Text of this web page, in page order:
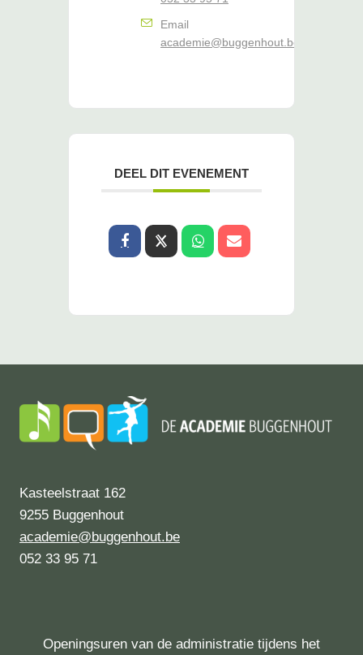
Email
academie@buggenhout.be
DEEL DIT EVENEMENT
Kasteelstraat 162
9255 Buggenhout
academie@buggenhout.be
052 33 95 71
Openingsuren van de administratie tijdens het